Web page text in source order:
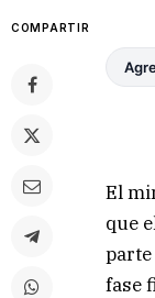
COMPARTIR
El
que
fase